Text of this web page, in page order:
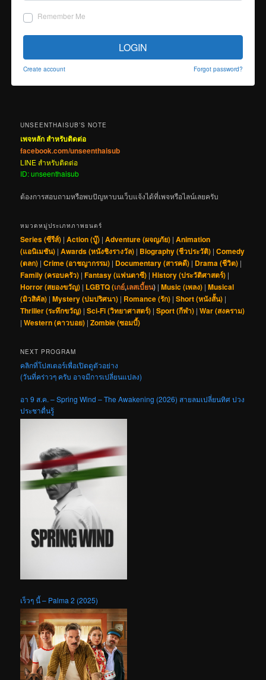
Remember Me
LOGIN
Create account Forgot password?
UNSEENTHAISUB’S NOTE
เพจหลัก สำหรับติดต่อ
facebook.com/unseenthaisub
LINE สำหรับติดต่อ
ID: unseenthaisub
ต้องการสอบถามหรือพบปัญหาบนเว็บแจ้งได้ที่เพจหรือไลน์เลยครับ
หมวดหมู่ประเภทภาพยนตร์
Series (ซีรีส์) |Action (บู๊) |Adventure (ผจญภัย) |Animation
(แอนิเมชัน) |Awards (หนังชิงรางวัล) | Biography (ชีวประวัติ) |Comedy
(ตลก) |Crime (อาชญากรรม) | Documentary (สารคดี) | Drama (ชีวิต) |
Family (ครอบครัว) |Fantasy (แฟนตาซี) |History (ประวัติศาสตร์) |
Horror (สยองขวัญ) | LGBTQ (เกย์,เลสเบี้ยน) |Music (เพลง) |Musical
(มิวสิคัล) |Mystery (ปมปริศนา) | Romance (รัก) |Short (หนังสั้น) |
Thriller (ระทึกขวัญ) |Sci-Fi (วิทยาศาสตร์) |Sport (กีฬา) |War (สงคราม)
|Western (คาวบอย) |Zombie (ซอมบี้)
NEXT PROGRAM
คลิกที่โปสเตอร์เพื่อเปิดดูตัวอย่าง
(วันที่คร่าวๆ ครับ อาจมีการเปลี่ยนแปลง)
อา 9 ส.ค. – Spring Wind – The Awakening (2026) สายลมเปลี่ยนทิศ ปวง
ประชาตื่นรู้
เร็วๆ นี้ – Palma 2 (2025)